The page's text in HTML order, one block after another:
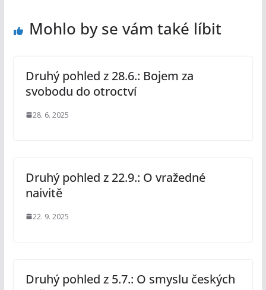
Mohlo by se vám také líbit
Druhý pohled z 28.6.: Bojem za
svobodu do otroctví
28. 6. 2025
Druhý pohled z 22.9.: O vražedné
naivitě
22. 9. 2025
Druhý pohled z 5.7.: O smyslu českých